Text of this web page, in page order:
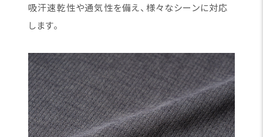
吸汗速乾性や通気性を備え、様々なシーンに対応
します。